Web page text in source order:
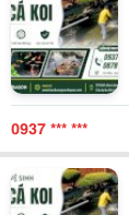
0937 *** ***